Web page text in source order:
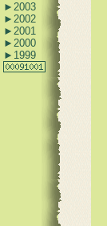
► 2003
► 2002
► 2001
► 2000
► 1999